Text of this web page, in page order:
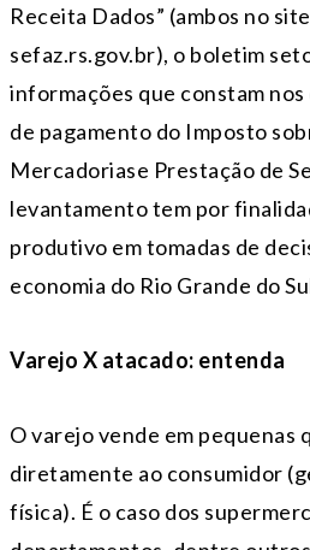
Receita Dados” (ambos no
sefaz.rs.gov.br), o boletim
informações que constam
de pagamento do Imposto
Mercadoriase Prestação de
levantamento tem por
produtivo em tomadas de
economia do Rio Grande do
Varejo X atacado: entenda
O varejo vende em pequenas
diretamente ao consumidor
física). É o caso dos